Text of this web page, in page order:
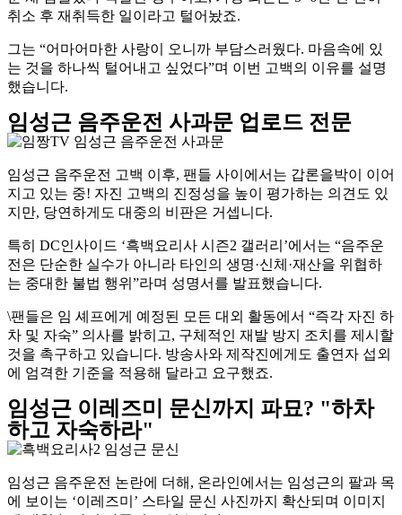
취소 후 재취득한 일이라고 털어놨죠.
그는 “어마어마한 사랑이 오니까 부담스러웠다. 마음속에 있
는 것을 하나씩 털어내고 싶었다”며 이번 고백의 이유를 설명
했습니다.
임성근 음주운전 사과문 업로드 전문
임성근 음주운전 고백 이후, 팬들 사이에서는 갑론을박이 이어
지고 있는 중! 자진 고백의 진정성을 높이 평가하는 의견도 있
지만, 당연하게도 대중의 비판은 거셉니다.
특히 DC인사이드 ‘흑백요리사 시즌2 갤러리’에서는 “음주운
전은 단순한 실수가 아니라 타인의 생명·신체·재산을 위협하
는 중대한 불법 행위”라며 성명서를 발표했습니다.
\팬들은 임 셰프에게 예정된 모든 대외 활동에서 “즉각 자진 하
차 및 자숙” 의사를 밝히고, 구체적인 재발 방지 조치를 제시할
것을 촉구하고 있습니다. 방송사와 제작진에게도 출연자 섭외
에 엄격한 기준을 적용해 달라고 요구했죠.
임성근 이레즈미 문신까지 파묘? "하차
하고 자숙하라"
임성근 음주운전 논란에 더해, 온라인에서는 임성근의 팔과 목
에 보이는 ‘이레즈미’ 스타일 문신 사진까지 확산되며 이미지